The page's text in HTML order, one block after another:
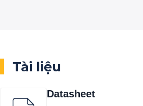
Tài liệu
Datasheet